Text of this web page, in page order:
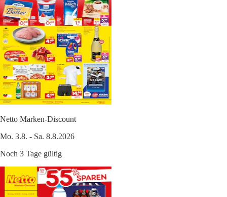
Netto Marken-Discount
Mo. 3.8. - Sa. 8.8.2026
Noch 3 Tage gültig